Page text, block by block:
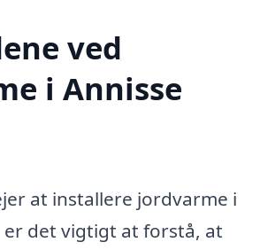
ved
i Annisse
at installere jordvarme i
er det vigtigt at forstå, at